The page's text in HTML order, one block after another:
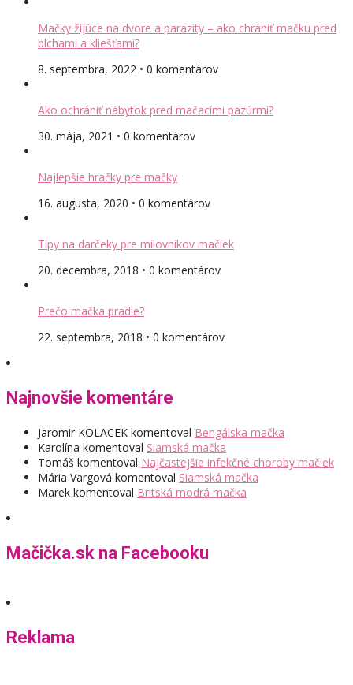
Mačky žijúce na dvore a parazity – ako chrániť mačku pred
blchami a kliešťami?
8. septembra, 2022 • 0 komentárov
Ako ochrániť nábytok pred mačacími pazúrmi?
30. mája, 2021 • 0 komentárov
Najlepšie hračky pre mačky
16. augusta, 2020 • 0 komentárov
Tipy na darčeky pre milovníkov mačiek
20. decembra, 2018 • 0 komentárov
Prečo mačka pradie?
22. septembra, 2018 • 0 komentárov
Najnovšie komentáre
Jaromir KOLACEK komentoval Bengálska mačka
Karolína komentoval Siamská mačka
Tomáš komentoval Najčastejšie infekčné choroby mačiek
Mária Vargová komentoval Siamská mačka
Marek komentoval Britská modrá mačka
Mačička.sk na Facebooku
Reklama